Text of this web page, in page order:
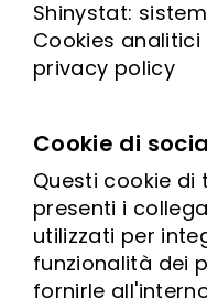
Shinystat:
Cookies analitici
privacy policy
Cookie di
Questi cookie
presenti i
utilizzati per
funzionalità dei
fornirle